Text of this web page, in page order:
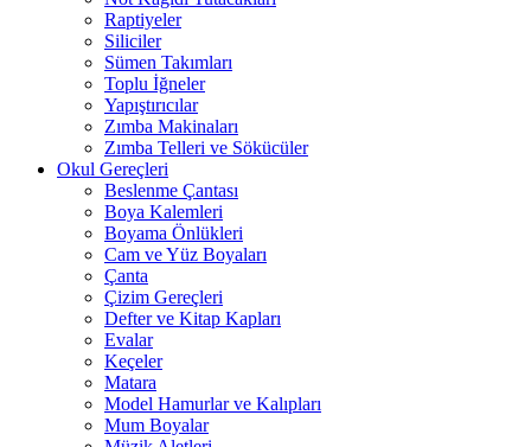
Raptiyeler
Siliciler
Sümen Takımları
Toplu İğneler
Yapıştırıcılar
Zımba Makinaları
Zımba Telleri ve Sökücüler
Okul Gereçleri
Beslenme Çantası
Boya Kalemleri
Boyama Önlükleri
Cam ve Yüz Boyaları
Çanta
Çizim Gereçleri
Defter ve Kitap Kapları
Evalar
Keçeler
Matara
Model Hamurlar ve Kalıpları
Mum Boyalar